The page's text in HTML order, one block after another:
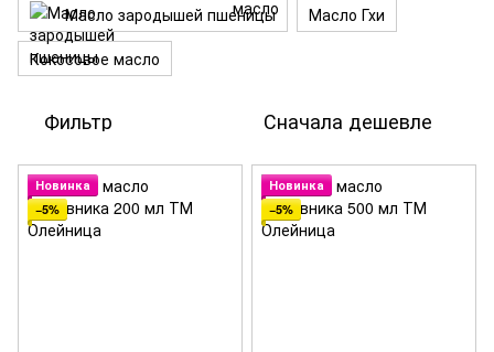
Масло зародышей пшеницы
Масло Гхи
Кокосовое масло
Фильтр Сначала дешевле
Новинка
−5%
Новинка
−5%